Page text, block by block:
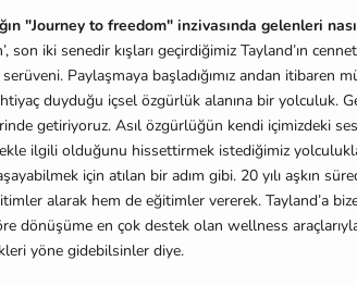
"Journey to freedom" inzivasında gelenleri
son iki senedir kışları geçirdiğimiz Tayland’ın
Paylaşmaya başladığımız andan itibaren
duyduğu içsel özgürlük alanına bir yolculuk.
getiriyoruz. Asıl özgürlüğün kendi içimizdeki
ilgili olduğunu hissettirmek istediğimiz
için atılan bir adım gibi. 20 yılı aşkın
alarak hem de eğitimler vererek. Tayland’a
dönüşüme en çok destek olan wellness
yöne gidebilsinler diye.